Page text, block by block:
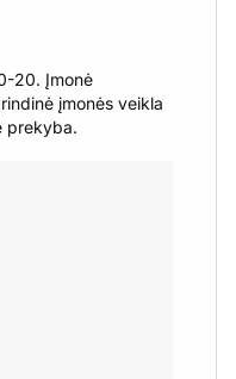
20. Įmonė
įmonės veikla
prekyba.